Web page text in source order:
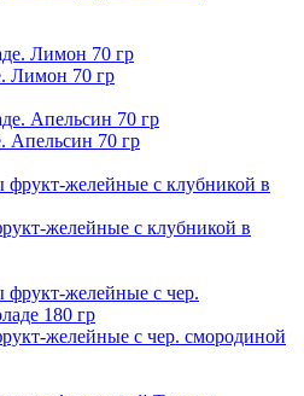
Лимон 70 гр
Апельсин 70 гр
желейные с клубникой в
желейные с чер. смородиной